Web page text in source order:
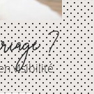
?
visibilité